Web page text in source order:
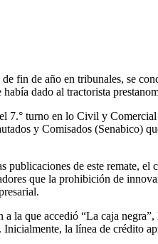
fin de año en tribunales, se
dado al tractorista
7.° turno en lo Civil y
y Comisados (Senabico)
publicaciones de este remate,
que la prohibición de
la que accedió “La caja
la línea de crédito